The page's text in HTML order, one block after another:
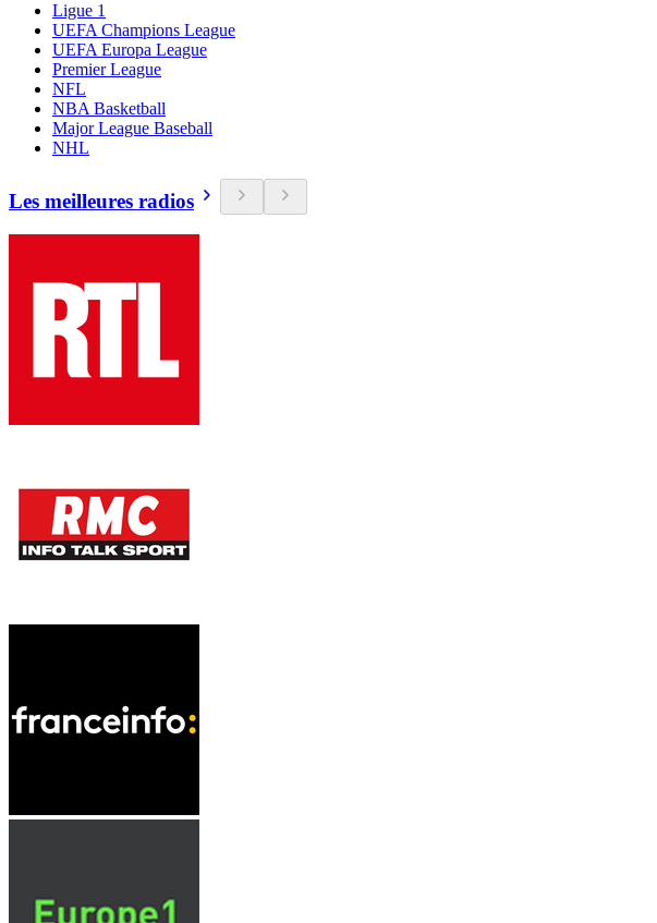
Ligue 1
UEFA Champions League
UEFA Europa League
Premier League
NFL
NBA Basketball
Major League Baseball
NHL
Les meilleures radios